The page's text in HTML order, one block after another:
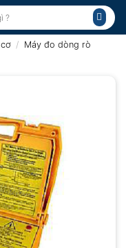
/ Máy đo dòng rò